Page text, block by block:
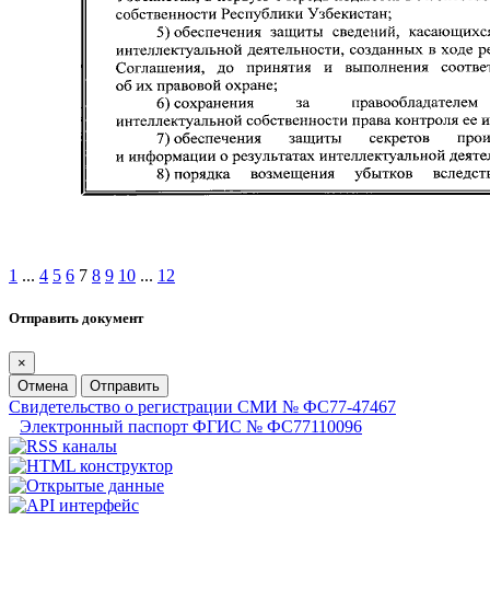
1 ... 4 5 6 7 8 9 10 ... 12
Отправить документ
×
Отмена
Отправить
Свидетельство о регистрации СМИ № ФС77-47467
Электронный паспорт ФГИС № ФС77110096